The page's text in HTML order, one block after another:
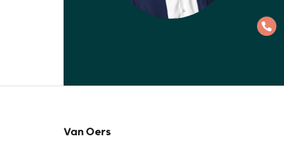
Van Oers